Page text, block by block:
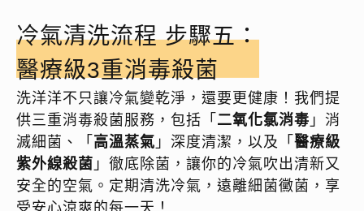
冷氣清洗流程 步驟五：
醫療級3重消毒殺菌
洗洋洋不只讓冷氣變乾淨，還要更健康！我們提
供三重消毒殺菌服務，包括「 二氧化氯消毒 」消
滅細菌、「 高溫蒸氣 」深度清潔，以及「 醫療級
紫外線殺菌 」徹底除菌，讓你的冷氣吹出清新又
安全的空氣。定期清洗冷氣，遠離細菌黴菌，享